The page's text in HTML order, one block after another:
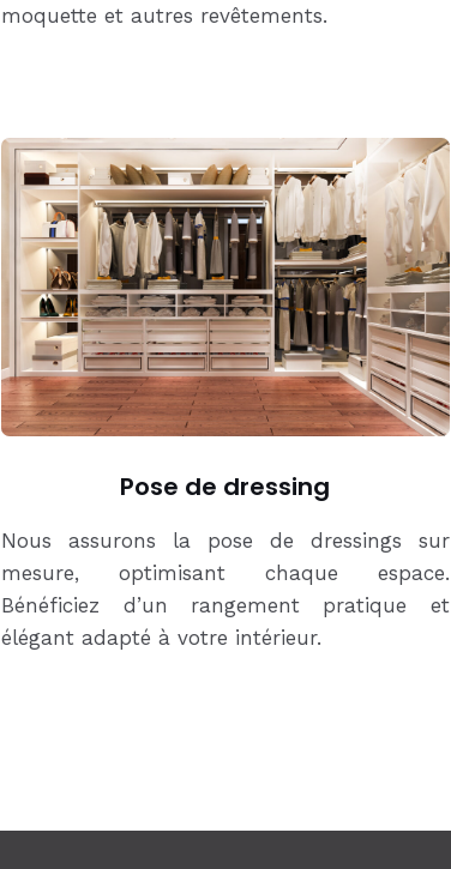
moquette et autres revêtements.
Pose de dressing
Nous assurons la pose de dressings sur
mesure, optimisant chaque espace.
Bénéficiez d’un rangement pratique et
élégant adapté à votre intérieur.